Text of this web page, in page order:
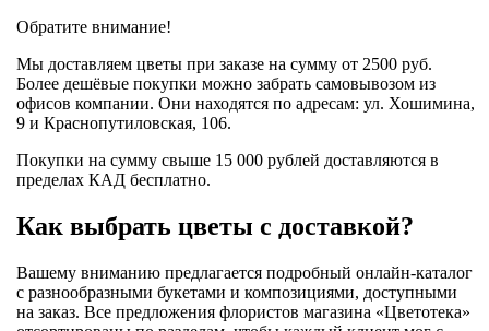
Обратите внимание!
Мы доставляем цветы при заказе на сумму от 2500 руб.
Более дешёвые покупки можно забрать самовывозом из
офисов компании. Они находятся по адресам: ул. Хошимина,
9 и Краснопутиловская, 106.
Покупки на сумму свыше 15 000 рублей доставляются в
пределах КАД бесплатно.
Как выбрать цветы с доставкой?
Вашему вниманию предлагается подробный онлайн-каталог
с разнообразными букетами и композициями, доступными
на заказ. Все предложения флористов магазина «Цветотека»